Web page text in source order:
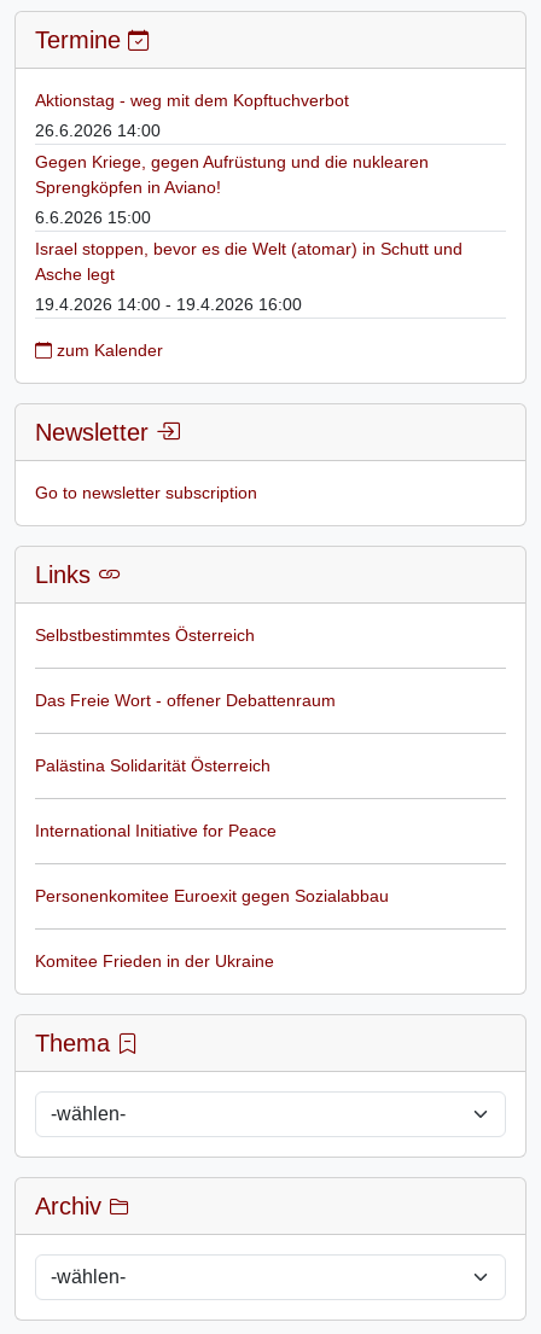
Termine
Aktionstag - weg mit dem Kopftuchverbot
26.6.2026 14:00
Gegen Kriege, gegen Aufrüstung und die nuklearen
Sprengköpfen in Aviano!
6.6.2026 15:00
Israel stoppen, bevor es die Welt (atomar) in Schutt und
Asche legt
19.4.2026 14:00 - 19.4.2026 16:00
zum Kalender
Newsletter
Go to newsletter subscription
Links
Selbstbestimmtes Österreich
Das Freie Wort - offener Debattenraum
Palästina Solidarität Österreich
International Initiative for Peace
Personenkomitee Euroexit gegen Sozialabbau
Komitee Frieden in der Ukraine
Thema
Archiv